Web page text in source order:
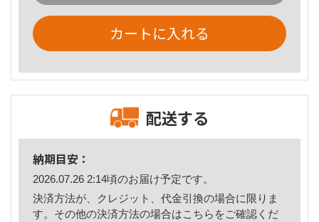
カートに入れる
配送する
納期目安：
2026.07.26 2:14頃のお届け予定です。
決済方法が、クレジット、代金引換の場合に限りま
す。その他の決済方法の場合はこちら をご確認くだ